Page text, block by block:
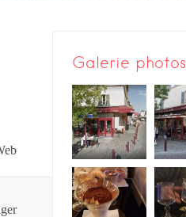
Galerie photos